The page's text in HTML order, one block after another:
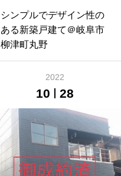
シンプルでデザイン性の
ある新築戸建て＠岐阜市
柳津町丸野
2022
10 28